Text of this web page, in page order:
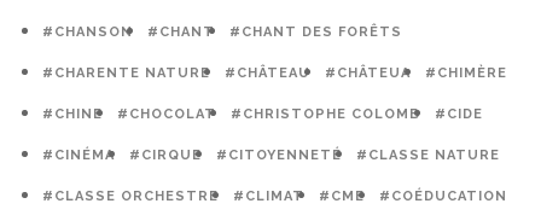
#CHANSON #CHANT #CHANT DES FORÊTS
#CHARENTE NATURE #CHÂTEAU #CHÂTEUA #CHIMÈRE
#CHINE #CHOCOLAT #CHRISTOPHE COLOMB #CIDE
#CINÉMA #CIRQUE #CITOYENNETÉ #CLASSE NATURE
#CLASSE ORCHESTRE #CLIMAT #CME #COÉDUCATION